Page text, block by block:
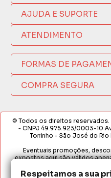
Respeitamos a sua
Quem Somos
Compra Segura
Como Comprar
Nossas Lojas
Política de
AJUDA E SUPORTE
Nosso Aplicativo
Trocas e Devoluções
Formas de Pagamento
Fretes e Entregas
Fabricantes
Termos de Compra e
ATENDIMENTO
(17) 3209-9595
FORMAS DE
COMPRA SEGURA
© Todos os direitos reservados.
- CNPJ 49.975.923/0003-10
Toninho - São José do Rio
Eventuais promoções,
expostos aqui são válidos
Loja. É proibida a utilização total